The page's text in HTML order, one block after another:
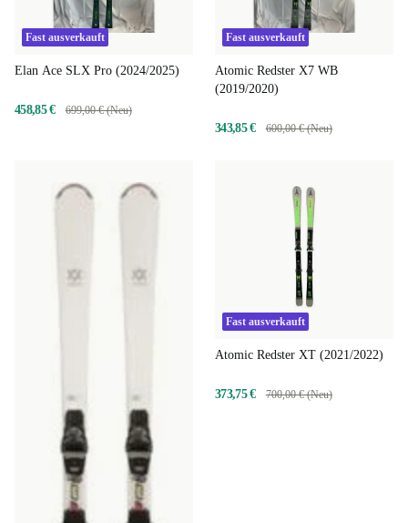
Fast ausverkauft
Elan Ace SLX Pro (2024/2025)
458,85 € 699,00 € (Neu)
Fast ausverkauft
Atomic Redster X7 WB
(2019/2020)
343,85 € 600,00 € (Neu)
Fast ausverkauft
Atomic Redster XT (2021/2022)
373,75 € 700,00 € (Neu)